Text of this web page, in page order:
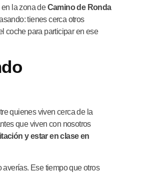
la zona deCamino de Ronda
tienes cerca otros
coche para participar en ese
quienes viven cerca de la
que viven con nosotros
y estar en clase en
Ese tiempo que otros